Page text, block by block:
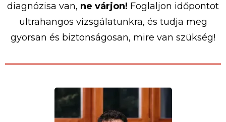
diagnózisa van, ne várjon! Foglaljon időpontot
ultrahangos vizsgálatunkra, és tudja meg
gyorsan és biztonságosan, mire van szükség!